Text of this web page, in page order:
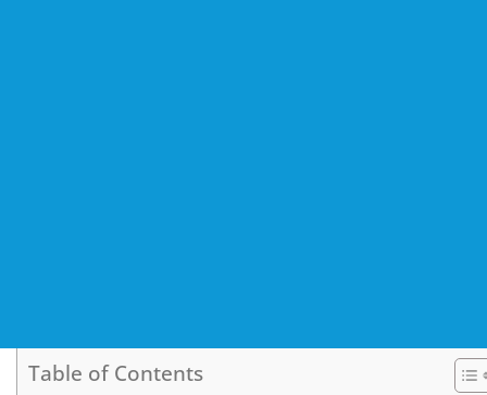
Table of Contents